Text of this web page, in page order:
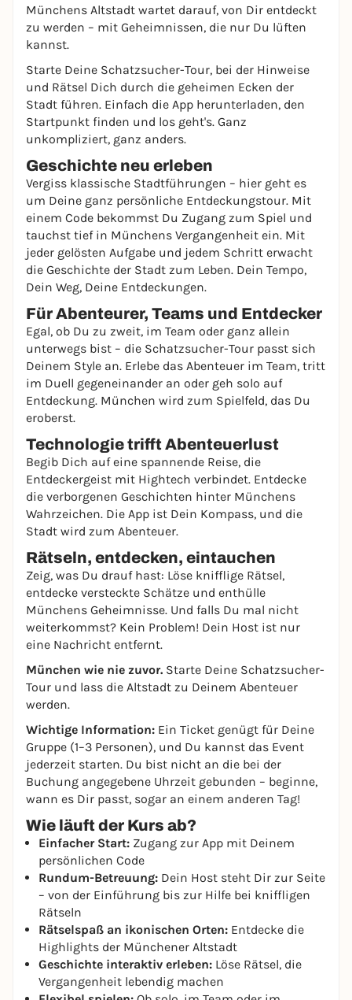
Münchens Altstadt wartet darauf, von Dir entdeckt
zu werden – mit Geheimnissen, die nur Du lüften
kannst.
Starte Deine Schatzsucher-Tour, bei der Hinweise
und Rätsel Dich durch die geheimen Ecken der
Stadt führen. Einfach die App herunterladen, den
Startpunkt finden und los geht's. Ganz
unkompliziert, ganz anders.
Geschichte neu erleben
Vergiss klassische Stadtführungen – hier geht es
um Deine ganz persönliche Entdeckungstour. Mit
einem Code bekommst Du Zugang zum Spiel und
tauchst tief in Münchens Vergangenheit ein. Mit
jeder gelösten Aufgabe und jedem Schritt erwacht
die Geschichte der Stadt zum Leben. Dein Tempo,
Dein Weg, Deine Entdeckungen.
Für Abenteurer, Teams und Entdecker
Egal, ob Du zu zweit, im Team oder ganz allein
unterwegs bist – die Schatzsucher-Tour passt sich
Deinem Style an. Erlebe das Abenteuer im Team, tritt
im Duell gegeneinander an oder geh solo auf
Entdeckung. München wird zum Spielfeld, das Du
eroberst.
Technologie trifft Abenteuerlust
Begib Dich auf eine spannende Reise, die
Entdeckergeist mit Hightech verbindet. Entdecke
die verborgenen Geschichten hinter Münchens
Wahrzeichen. Die App ist Dein Kompass, und die
Stadt wird zum Abenteuer.
Rätseln, entdecken, eintauchen
Zeig, was Du drauf hast: Löse knifflige Rätsel,
entdecke versteckte Schätze und enthülle
Münchens Geheimnisse. Und falls Du mal nicht
weiterkommst? Kein Problem! Dein Host ist nur
eine Nachricht entfernt.
München wie nie zuvor. Starte Deine Schatzsucher-
Tour und lass die Altstadt zu Deinem Abenteuer
werden.
Wichtige Information: Ein Ticket genügt für Deine
Gruppe (1–3 Personen), und Du kannst das Event
jederzeit starten. Du bist nicht an die bei der
Buchung angegebene Uhrzeit gebunden – beginne,
wann es Dir passt, sogar an einem anderen Tag!
Wie läuft der Kurs ab?
Einfacher Start: Zugang zur App mit Deinem
persönlichen Code
Rundum-Betreuung: Dein Host steht Dir zur Seite
– von der Einführung bis zur Hilfe bei kniffligen
Rätseln
Rätselspaß an ikonischen Orten: Entdecke die
Highlights der Münchener Altstadt
Geschichte interaktiv erleben: Löse Rätsel, die
Vergangenheit lebendig machen